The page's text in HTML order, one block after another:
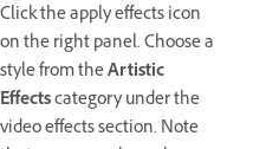
Click the apply effects icon
on the right panel. Choose a
style from theArtistic
Effectscategory under the
video effects section. Note